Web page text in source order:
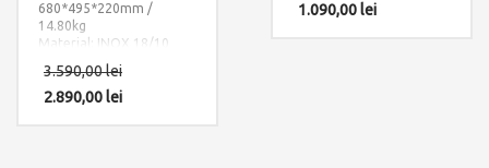
680*495*220mm /
14.80kg
Material: INOX 18/10
Componente: Chiuveta
Clio XL cu 5 accesorii:
3.590,00lei
2.890,00lei
dozator sapun INOX /
1.090,00lei